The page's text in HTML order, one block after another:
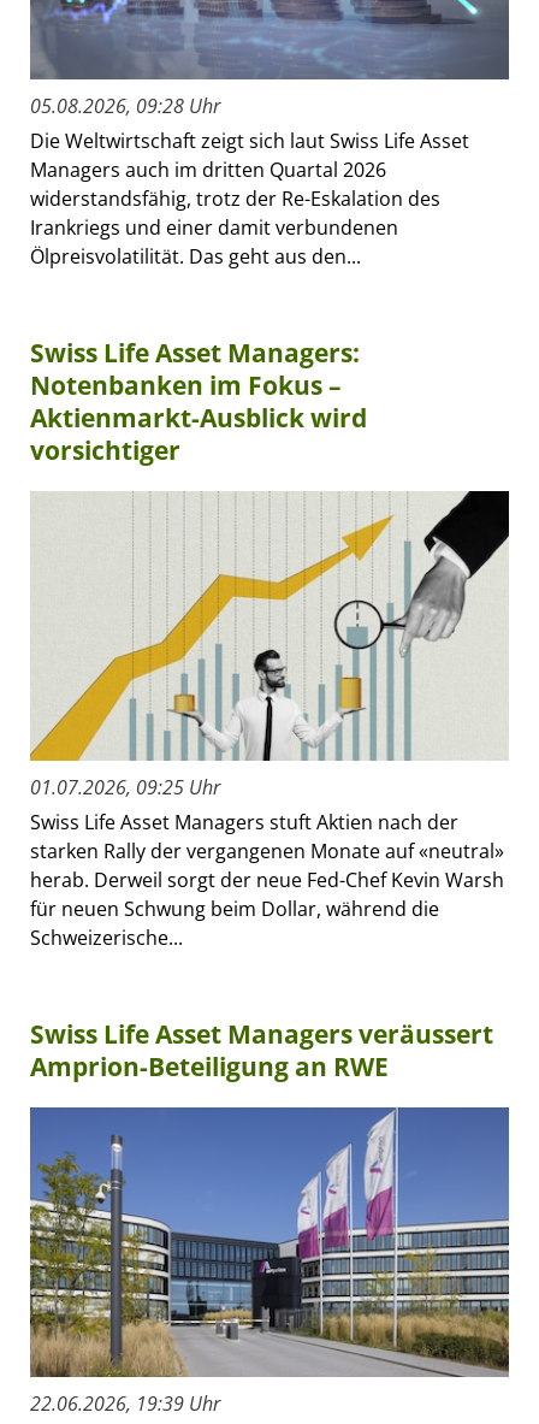
05.08.2026, 09:28 Uhr
Die Weltwirtschaft zeigt sich laut Swiss Life Asset
Managers auch im dritten Quartal 2026
widerstandsfähig, trotz der Re-Eskalation des
Irankriegs und einer damit verbundenen
Ölpreisvolatilität. Das geht aus den...
Swiss Life Asset Managers:
Notenbanken im Fokus –
Aktienmarkt-Ausblick wird
vorsichtiger
01.07.2026, 09:25 Uhr
Swiss Life Asset Managers stuft Aktien nach der
starken Rally der vergangenen Monate auf «neutral»
herab. Derweil sorgt der neue Fed-Chef Kevin Warsh
für neuen Schwung beim Dollar, während die
Schweizerische...
Swiss Life Asset Managers veräussert
Amprion-Beteiligung an RWE
22.06.2026, 19:39 Uhr